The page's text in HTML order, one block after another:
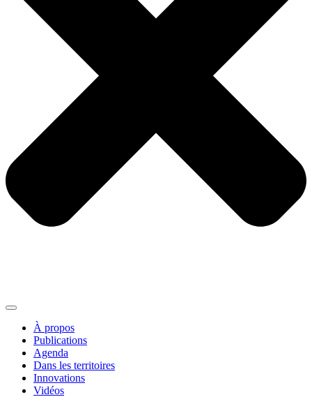
À propos
Publications
Agenda
Dans les territoires
Innovations
Vidéos